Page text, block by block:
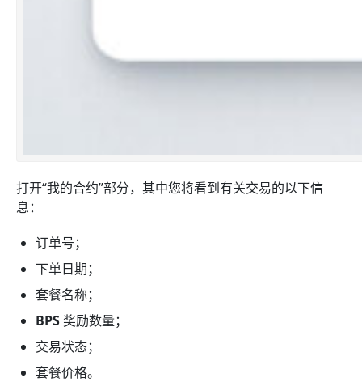
打开“我的合约”部分，其中您将看到有关交易的以下信
息：
订单号；
下单日期；
套餐名称；
BPS 奖励数量；
交易状态；
套餐价格。